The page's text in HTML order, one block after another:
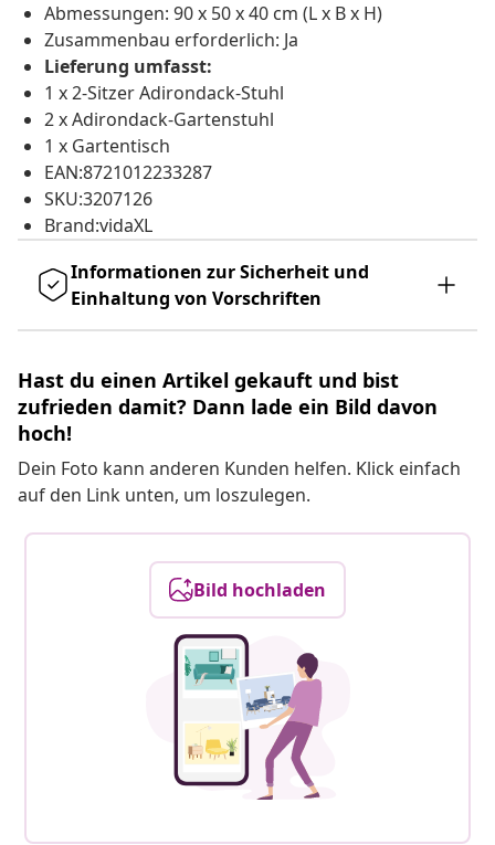
Abmessungen: 90 x 50 x 40 cm (L x B x H)
Zusammenbau erforderlich: Ja
Lieferung umfasst:
1 x 2-Sitzer Adirondack-Stuhl
2 x Adirondack-Gartenstuhl
1 x Gartentisch
EAN:8721012233287
SKU:3207126
Brand:vidaXL
Informationen zur Sicherheit und
Einhaltung von Vorschriften
Hast du einen Artikel gekauft und bist
zufrieden damit? Dann lade ein Bild davon
hoch!
Dein Foto kann anderen Kunden helfen. Klick einfach
auf den Link unten, um loszulegen.
Bild hochladen